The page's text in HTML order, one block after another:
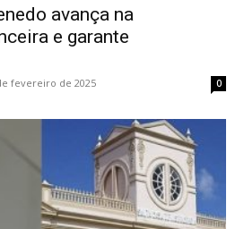
avança na
e garante
fevereiro de 2025 0